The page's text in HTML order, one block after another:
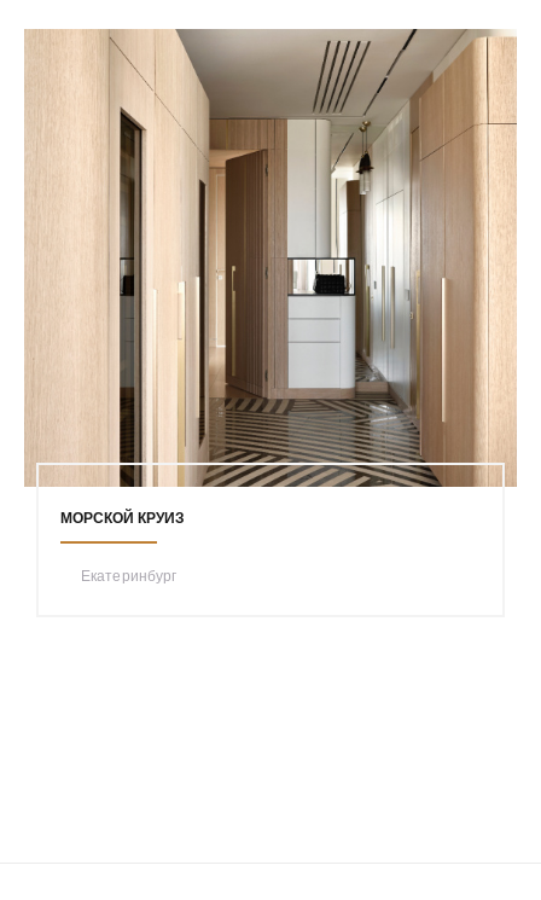
МОРСКОЙ КРУИЗ
Екатеринбург